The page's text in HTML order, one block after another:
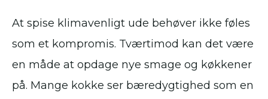
At spise klimavenligt ude behøver ikke føles
som et kompromis. Tværtimod kan det være
en måde at opdage nye smage og køkkener
på. Mange kokke ser bæredygtighed som en